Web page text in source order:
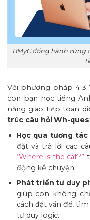
BMyC đồng hành cùng
Với phương pháp 4-
con bạn học tiếng
năng giao tiếp toàn
trúc câu hỏi Wh-
Học qua tương
đặt và trả lời các
“Where is the cat?”
động kể chuyện.
Phát triển tư duy
giúp con không
cách đặt vấn đề,
tư duy logic.